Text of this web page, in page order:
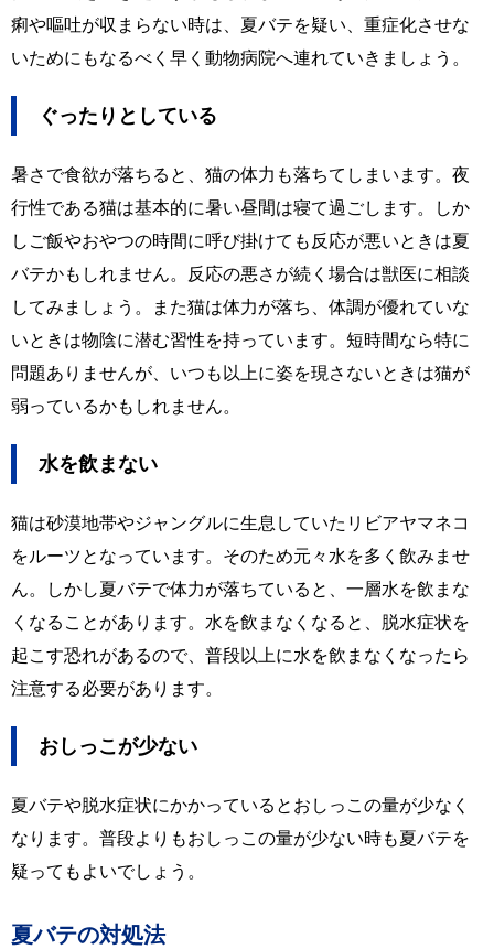
痢や嘔吐が収まらない時は、夏バテを疑い、重症化させな
いためにもなるべく早く動物病院へ連れていきましょう。
ぐったりとしている
暑さで食欲が落ちると、猫の体力も落ちてしまいます。夜
行性である猫は基本的に暑い昼間は寝て過ごします。しか
しご飯やおやつの時間に呼び掛けても反応が悪いときは夏
バテかもしれません。反応の悪さが続く場合は獣医に相談
してみましょう。また猫は体力が落ち、体調が優れていな
いときは物陰に潜む習性を持っています。短時間なら特に
問題ありませんが、いつも以上に姿を現さないときは猫が
弱っているかもしれません。
水を飲まない
猫は砂漠地帯やジャングルに生息していたリビアヤマネコ
をルーツとなっています。そのため元々水を多く飲みませ
ん。しかし夏バテで体力が落ちていると、一層水を飲まな
くなることがあります。水を飲まなくなると、脱水症状を
起こす恐れがあるので、普段以上に水を飲まなくなったら
注意する必要があります。
おしっこが少ない
夏バテや脱水症状にかかっているとおしっこの量が少なく
なります。普段よりもおしっこの量が少ない時も夏バテを
疑ってもよいでしょう。
夏バテの対処法